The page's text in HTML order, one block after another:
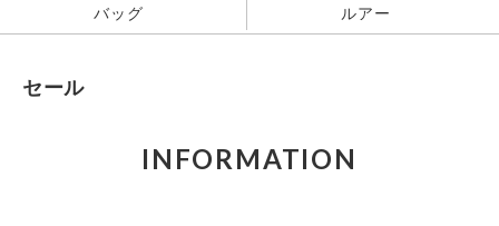
バッグ ルアー
セール
INFORMATION